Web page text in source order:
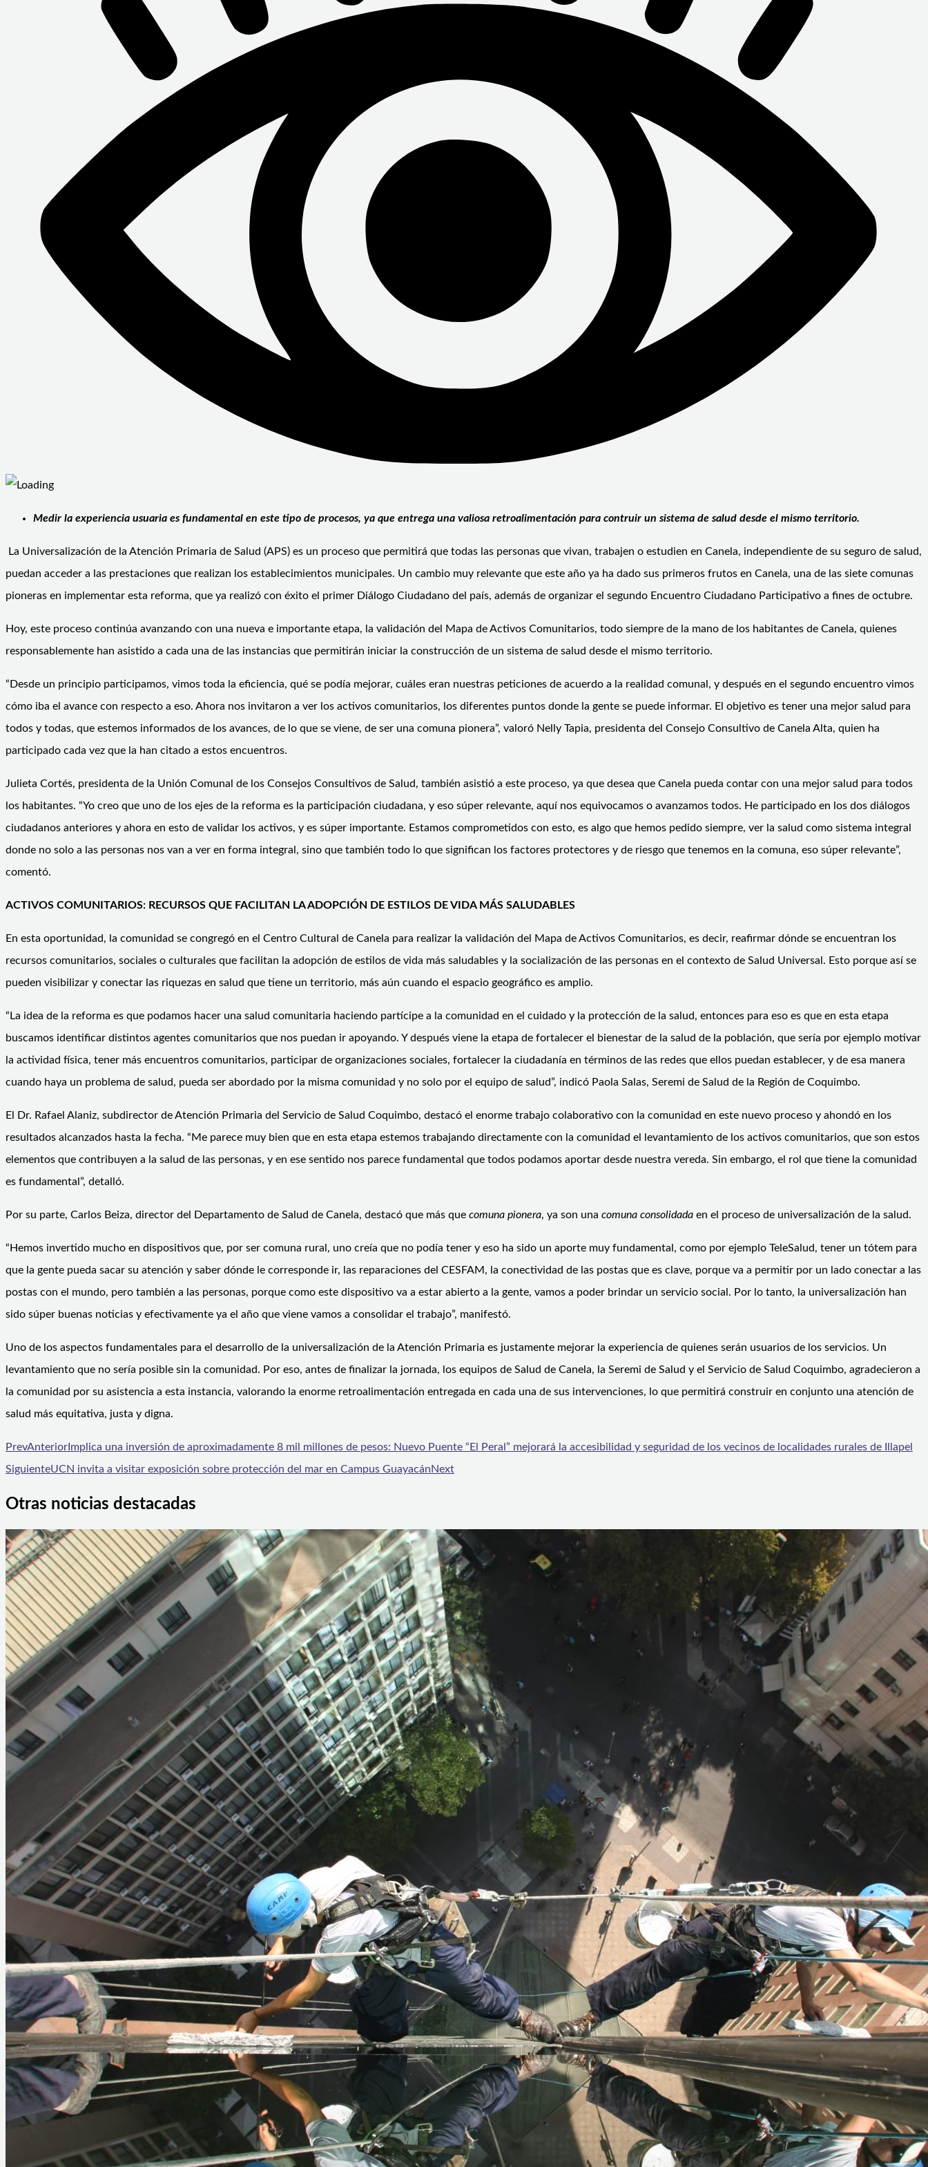
Medir la experiencia usuaria es fundamental en este tipo de procesos, ya que entrega una valiosa retroalimentación para contruir un sistema de salud desde el mismo territorio.
La Universalización de la Atención Primaria de Salud (APS) es un proceso que permitirá que todas las personas que vivan, trabajen o estudien en Canela, independiente de su seguro de salud,
puedan acceder a las prestaciones que realizan los establecimientos municipales. Un cambio muy relevante que este año ya ha dado sus primeros frutos en Canela, una de las siete comunas
pioneras en implementar esta reforma, que ya realizó con éxito el primer Diálogo Ciudadano del país, además de organizar el segundo Encuentro Ciudadano Participativo a fines de octubre.
Hoy, este proceso continúa avanzando con una nueva e importante etapa, la validación del Mapa de Activos Comunitarios, todo siempre de la mano de los habitantes de Canela, quienes
responsablemente han asistido a cada una de las instancias que permitirán iniciar la construcción de un sistema de salud desde el mismo territorio.
“Desde un principio participamos, vimos toda la eficiencia, qué se podía mejorar, cuáles eran nuestras peticiones de acuerdo a la realidad comunal, y después en el segundo encuentro vimos
cómo iba el avance con respecto a eso. Ahora nos invitaron a ver los activos comunitarios, los diferentes puntos donde la gente se puede informar. El objetivo es tener una mejor salud para
todos y todas, que estemos informados de los avances, de lo que se viene, de ser una comuna pionera”, valoró Nelly Tapia, presidenta del Consejo Consultivo de Canela Alta, quien ha
participado cada vez que la han citado a estos encuentros.
Julieta Cortés, presidenta de la Unión Comunal de los Consejos Consultivos de Salud, también asistió a este proceso, ya que desea que Canela pueda contar con una mejor salud para todos
los habitantes. “Yo creo que uno de los ejes de la reforma es la participación ciudadana, y eso súper relevante, aquí nos equivocamos o avanzamos todos. He participado en los dos diálogos
ciudadanos anteriores y ahora en esto de validar los activos, y es súper importante. Estamos comprometidos con esto, es algo que hemos pedido siempre, ver la salud como sistema integral
donde no solo a las personas nos van a ver en forma integral, sino que también todo lo que significan los factores protectores y de riesgo que tenemos en la comuna, eso súper relevante”,
comentó.
ACTIVOS COMUNITARIOS: RECURSOS QUE FACILITAN LA ADOPCIÓN DE ESTILOS DE VIDA MÁS SALUDABLES
En esta oportunidad, la comunidad se congregó en el Centro Cultural de Canela para realizar la validación del Mapa de Activos Comunitarios, es decir, reafirmar dónde se encuentran los
recursos comunitarios, sociales o culturales que facilitan la adopción de estilos de vida más saludables y la socialización de las personas en el contexto de Salud Universal. Esto porque así se
pueden visibilizar y conectar las riquezas en salud que tiene un territorio, más aún cuando el espacio geográfico es amplio.
“La idea de la reforma es que podamos hacer una salud comunitaria haciendo partícipe a la comunidad en el cuidado y la protección de la salud, entonces para eso es que en esta etapa
buscamos identificar distintos agentes comunitarios que nos puedan ir apoyando. Y después viene la etapa de fortalecer el bienestar de la salud de la población, que sería por ejemplo motivar
la actividad física, tener más encuentros comunitarios, participar de organizaciones sociales, fortalecer la ciudadanía en términos de las redes que ellos puedan establecer, y de esa manera
cuando haya un problema de salud, pueda ser abordado por la misma comunidad y no solo por el equipo de salud”, indicó Paola Salas, Seremi de Salud de la Región de Coquimbo.
El Dr. Rafael Alaniz, subdirector de Atención Primaria del Servicio de Salud Coquimbo, destacó el enorme trabajo colaborativo con la comunidad en este nuevo proceso y ahondó en los
resultados alcanzados hasta la fecha. “Me parece muy bien que en esta etapa estemos trabajando directamente con la comunidad el levantamiento de los activos comunitarios, que son estos
elementos que contribuyen a la salud de las personas, y en ese sentido nos parece fundamental que todos podamos aportar desde nuestra vereda. Sin embargo, el rol que tiene la comunidad
es fundamental”, detalló.
Por su parte, Carlos Beiza, director del Departamento de Salud de Canela, destacó que más que comuna pionera, ya son una comuna consolidada en el proceso de universalización de la salud.
“Hemos invertido mucho en dispositivos que, por ser comuna rural, uno creía que no podía tener y eso ha sido un aporte muy fundamental, como por ejemplo TeleSalud, tener un tótem para
que la gente pueda sacar su atención y saber dónde le corresponde ir, las reparaciones del CESFAM, la conectividad de las postas que es clave, porque va a permitir por un lado conectar a las
postas con el mundo, pero también a las personas, porque como este dispositivo va a estar abierto a la gente, vamos a poder brindar un servicio social. Por lo tanto, la universalización han
sido súper buenas noticias y efectivamente ya el año que viene vamos a consolidar el trabajo”, manifestó.
Uno de los aspectos fundamentales para el desarrollo de la universalización de la Atención Primaria es justamente mejorar la experiencia de quienes serán usuarios de los servicios. Un
levantamiento que no sería posible sin la comunidad. Por eso, antes de finalizar la jornada, los equipos de Salud de Canela, la Seremi de Salud y el Servicio de Salud Coquimbo, agradecieron a
la comunidad por su asistencia a esta instancia, valorando la enorme retroalimentación entregada en cada una de sus intervenciones, lo que permitirá construir en conjunto una atención de
salud más equitativa, justa y digna.
PrevAnterior Implica una inversión de aproximadamente 8 mil millones de pesos: Nuevo Puente “El Peral” mejorará la accesibilidad y seguridad de los vecinos de localidades rurales de Illapel
SiguienteUCN invita a visitar exposición sobre protección del mar en Campus GuayacánNext
Otras noticias destacadas